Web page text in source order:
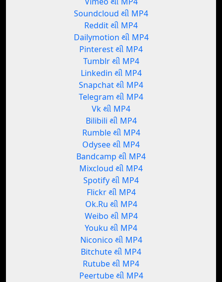
Soundcloud થી MP4
Reddit થી MP4
Dailymotion થી MP4
Pinterest થી MP4
Tumblr થી MP4
Linkedin થી MP4
Snapchat થી MP4
Telegram થી MP4
Vk થી MP4
Bilibili થી MP4
Rumble થી MP4
Odysee થી MP4
Bandcamp થી MP4
Mixcloud થી MP4
Spotify થી MP4
Flickr થી MP4
Ok.Ru થી MP4
Weibo થી MP4
Youku થી MP4
Niconico થી MP4
Bitchute થી MP4
Rutube થી MP4
Peertube થી MP4